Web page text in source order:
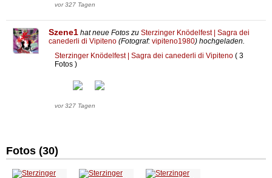
vor 327 Tagen
Szene1 hat neue Fotos zu Sterzinger Knödelfest | Sagra dei
canederli di Vipiteno (Fotograf: vipiteno1980) hochgeladen.
Sterzinger Knödelfest | Sagra dei canederli di Vipiteno ( 3
Fotos )
vor 327 Tagen
Fotos (30)